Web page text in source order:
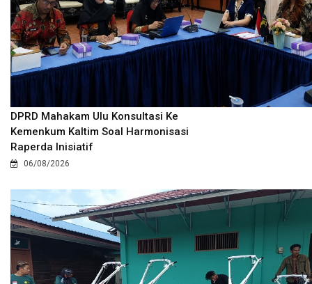
DPRD Mahakam Ulu Konsultasi Ke
Kemenkum Kaltim Soal Harmonisasi
Raperda Inisiatif
06/08/2026